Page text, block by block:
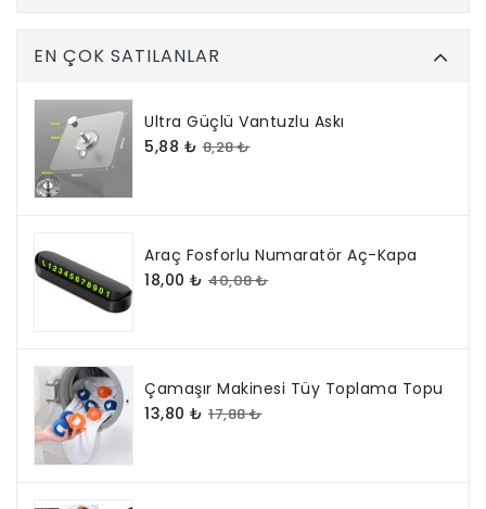
EN ÇOK SATILANLAR
Ultra Güçlü Vantuzlu Askı
5,88 ₺ 8,28 ₺
Araç Fosforlu Numaratör Aç-Kapa
18,00 ₺ 40,08 ₺
Çamaşır Makinesi Tüy Toplama Topu
13,80 ₺ 17,88 ₺